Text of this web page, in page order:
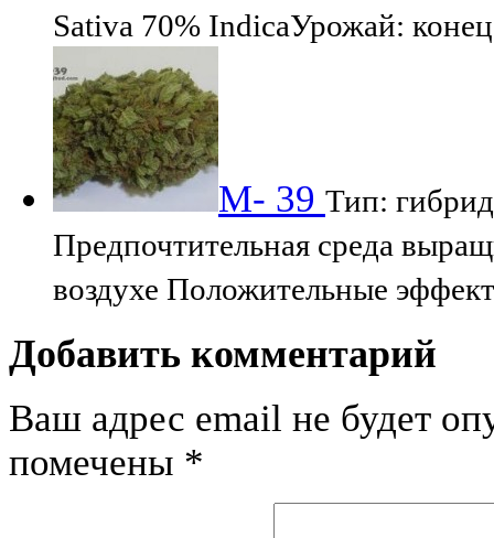
Sativa 70% IndicaУрожай:
М- 39 Тип:
Предпочтительная среда
воздухе Положительные
Добавить комментарий
Ваш адрес email не будет
помечены *